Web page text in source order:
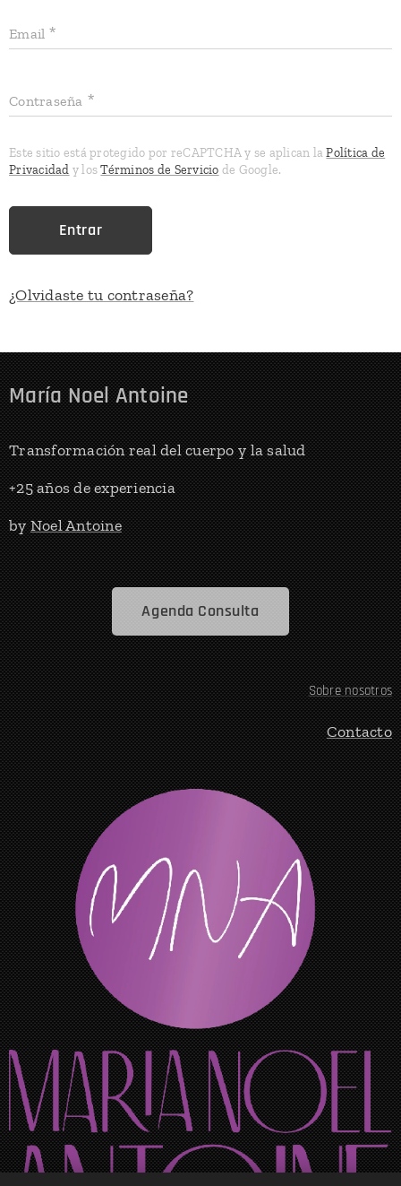
Email
Contraseña
Este sitio está protegido por reCAPTCHA y se aplican laPolítica de
Privacidad y losTérminos de Servicio de Google.
Entrar
¿Olvidaste tu contraseña?
María Noel Antoine
Transformación real del cuerpo y la salud
+25 años de experiencia
byNoel Antoine
Agenda Consulta
Sobre nosotros
Contacto